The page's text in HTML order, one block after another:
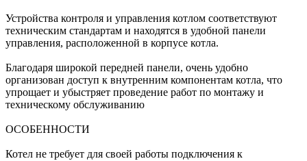
Устройства контроля и управления котлом соответствуют
техническим стандартам и находятся в удобной панели
управления, расположенной в корпусе котла.
Благодаря широкой передней панели, очень удобно
организован доступ к внутренним компонентам котла, что
упрощает и убыстряет проведение работ по монтажу и
техническому обслуживанию
ОСОБЕННОСТИ
Котел не требует для своей работы подключения к